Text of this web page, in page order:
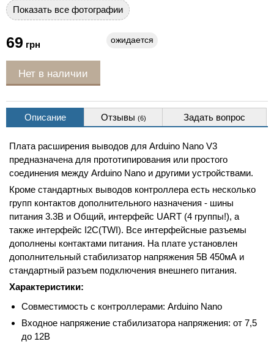
Показать все фотографии
69 грн ожидается
Нет в наличии
Описание Отзывы (6) Задать вопрос
Плата расширения выводов для Arduino Nano V3
предназначена для прототипирования или простого
соединения между Arduino Nano и другими устройствами.
Кроме стандартных выводов контроллера есть несколько
групп контактов дополнительного назначения - шины
питания 3.3В и Общий, интерфейс UART (4 группы!), а
также интерфейс I2C(TWI). Все интерфейсные разъемы
дополнены контактами питания. На плате установлен
дополнительный стабилизатор напряжения 5В 450мА и
стандартный разъем подключения внешнего питания.
Характеристики:
Совместимость с контроллерами: Arduino Nano
Входное напряжение стабилизатора напряжения: от 7,5
до 12В